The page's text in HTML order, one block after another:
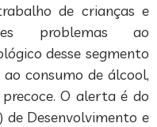
de crianças e
problemas ao
desse segmento
consumo de álcool,
O alerta é do
Desenvolvimento e